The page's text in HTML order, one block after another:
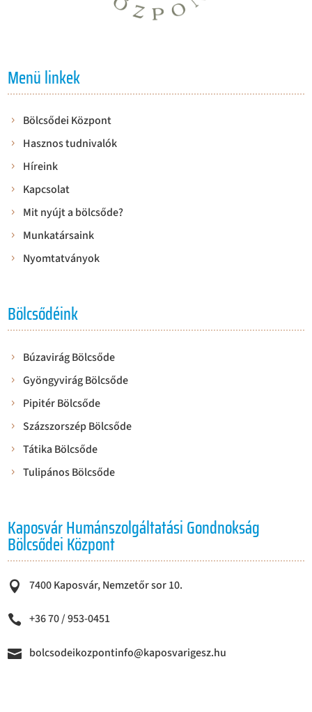
Menü linkek
Bölcsődei Központ
Hasznos tudnivalók
Híreink
Kapcsolat
Mit nyújt a bölcsőde?
Munkatársaink
Nyomtatványok
Bölcsődéink
Búzavirág Bölcsőde
Gyöngyvirág Bölcsőde
Pipitér Bölcsőde
Százszorszép Bölcsőde
Tátika Bölcsőde
Tulipános Bölcsőde
Kaposvár Humánszolgáltatási Gondnokság
Bölcsődei Központ
 7400 Kaposvár, Nemzetőr sor 10.
 +36 70 / 953-0451
 bolcsodeikozpontinfo@kaposvarigesz.hu